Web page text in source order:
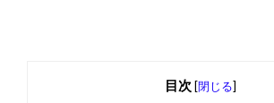
目次 [閉じる]